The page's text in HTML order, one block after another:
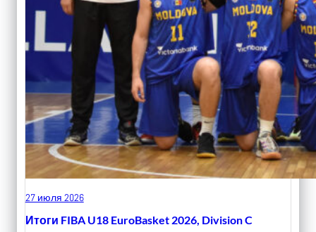
27 июля 2026
Итоги FIBA U18 EuroBasket 2026, Division C